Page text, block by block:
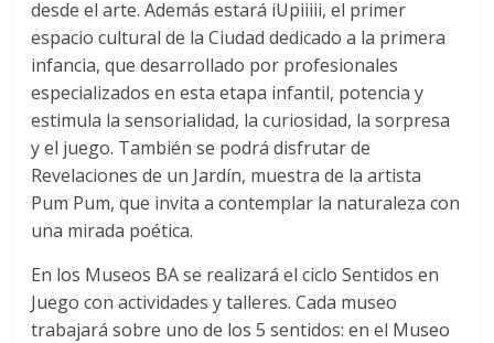
desde el arte. Además estará iUpiiiii, el primer
espacio cultural de la Ciudad dedicado a la primera
infancia, que desarrollado por profesionales
especializados en esta etapa infantil, potencia y
estimula la sensorialidad, la curiosidad, la sorpresa
y el juego. También se podrá disfrutar de
Revelaciones de un Jardín, muestra de la artista
Pum Pum, que invita a contemplar la naturaleza con
una mirada poética.
En los Museos BA se realizará el ciclo Sentidos en
Juego con actividades y talleres. Cada museo
trabajará sobre uno de los 5 sentidos: en el Museo